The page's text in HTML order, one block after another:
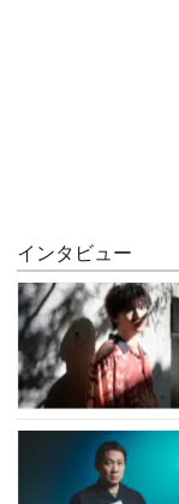
インタビュー